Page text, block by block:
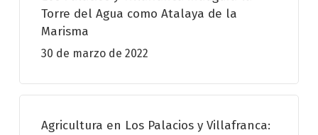
Torre del Agua como Atalaya de la
Marisma
30 de marzo de 2022
Agricultura en Los Palacios y Villafranca: